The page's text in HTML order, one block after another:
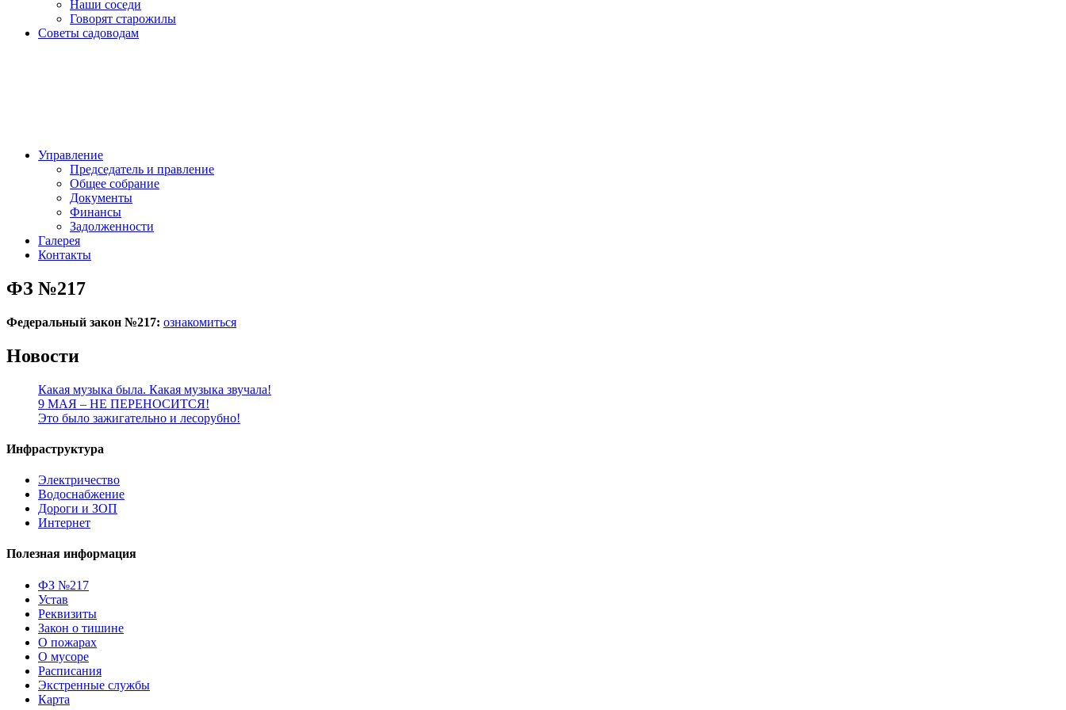
Наши соседи
Говорят старожилы
Советы садоводам
Управление
Председатель и правление
Общее собрание
Документы
Финансы
Задолженности
Галерея
Контакты
ФЗ №217
Федеральный закон №217: ознакомиться
Новости
Какая музыка была. Какая музыка звучала!
9 МАЯ – НЕ ПЕРЕНОСИТСЯ!
Это было зажигательно и лесорубно!
Инфраструктура
Электричество
Водоснабжение
Дороги и ЗОП
Интернет
Полезная информация
ФЗ №217
Устав
Реквизиты
Закон о тишине
О пожарах
О мусоре
Расписания
Экстренные службы
Карта